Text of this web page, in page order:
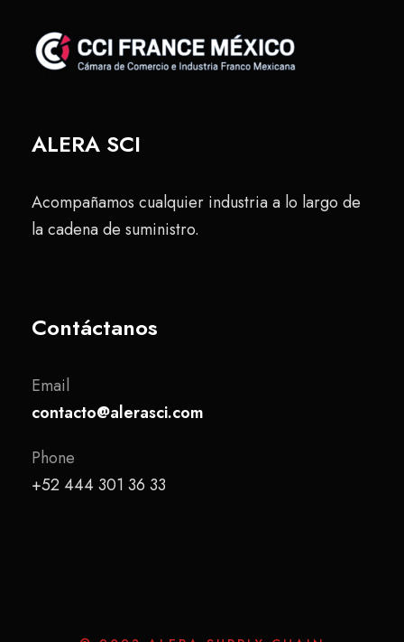
ALERA SCI
Acompañamos cualquier industria a lo largo de
la cadena de suministro.
Contáctanos
Email
contacto@alerasci.com
Phone
+52 444 301 36 33